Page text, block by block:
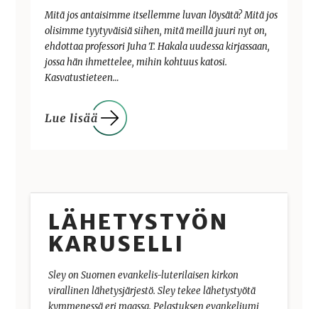
Mitä jos antaisimme itsellemme luvan löysätä? Mitä jos
olisimme tyytyväisiä siihen, mitä meillä juuri nyt on,
ehdottaa professori Juha T. Hakala uudessa kirjassaan,
jossa hän ihmettelee, mihin kohtuus katosi.
Kasvatustieteen…
LÄHETYSTYÖN
KARUSELLI
Sley on Suomen evankelis-luterilaisen kirkon
virallinen lähetysjärjestö. Sley tekee lähetystyötä